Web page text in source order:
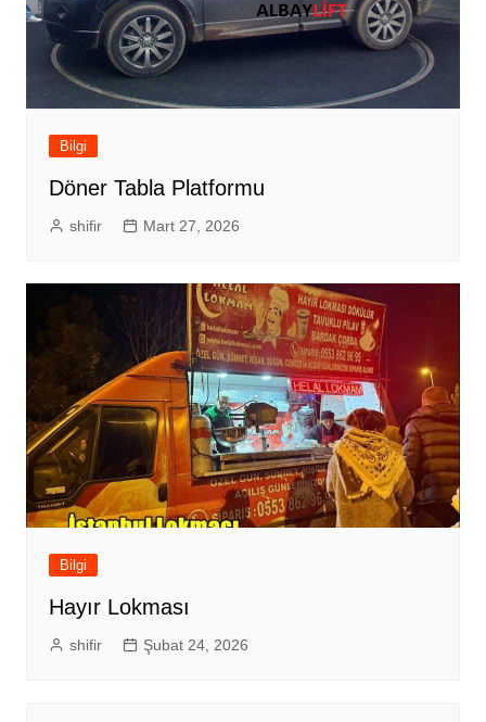
Bilgi
Döner Tabla Platformu
shifir Mart 27, 2026
Bilgi
Hayır Lokması
shifir Şubat 24, 2026